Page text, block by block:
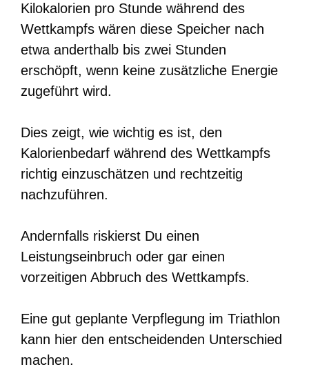
Kilokalorien pro Stunde während des
Wettkampfs wären diese Speicher nach
etwa anderthalb bis zwei Stunden
erschöpft, wenn keine zusätzliche Energie
zugeführt wird.
Dies zeigt, wie wichtig es ist, den
Kalorienbedarf während des Wettkampfs
richtig einzuschätzen und rechtzeitig
nachzuführen.
Andernfalls riskierst Du einen
Leistungseinbruch oder gar einen
vorzeitigen Abbruch des Wettkampfs.
Eine gut geplante Verpflegung im Triathlon
kann hier den entscheidenden Unterschied
machen.